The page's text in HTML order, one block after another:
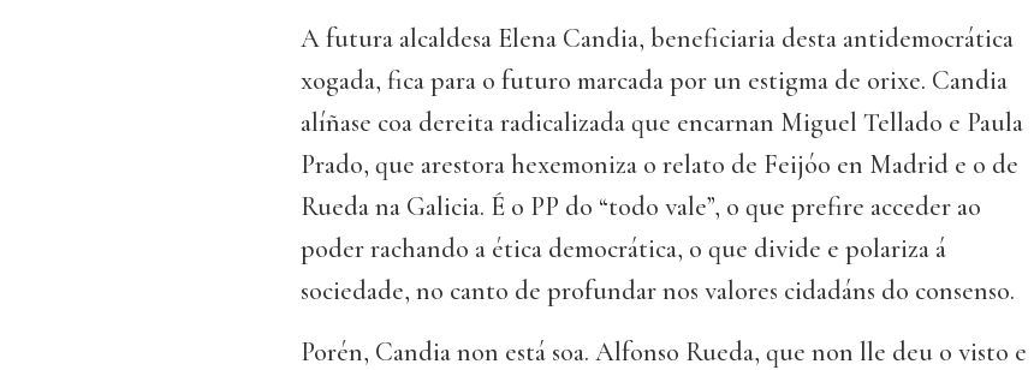
A futura alcaldesa Elena Candia, beneficiaria desta antidemocrática
xogada, fica para o futuro marcada por un estigma de orixe. Candia
alíñase coa dereita radicalizada que encarnan Miguel Tellado e Paula
Prado, que arestora hexemoniza o relato de Feijóo en Madrid e o de
Rueda na Galicia. É o PP do “todo vale”, o que prefire acceder ao
poder rachando a ética democrática, o que divide e polariza á
sociedade, no canto de profundar nos valores cidadáns do consenso.
Porén, Candia non está soa. Alfonso Rueda, que non lle deu o visto e